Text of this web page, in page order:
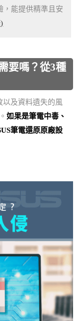
，能提供精準且安
要嗎？從3種
以及資料遺失的風
如果是筆電中毒、
筆電還原原廠設